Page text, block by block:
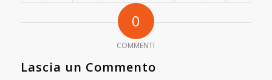
0
COMMENTI
Lascia un Commento